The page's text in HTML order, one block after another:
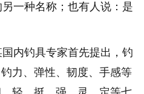
一种名称；也有人说：是
内钓具专家首先提出，钓
力、弹性、韧度、手感等